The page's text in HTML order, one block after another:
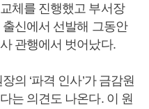
체를 진행했고 부서장
신에서 선발해 그동안
관행에서 벗어났다.
의 ‘파격 인사’가 금감원
는 의견도 나온다. 이 원